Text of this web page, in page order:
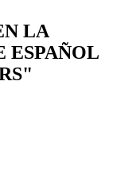
LA
ESPAÑOL